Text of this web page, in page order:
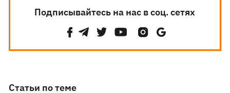
Подписывайтесь на нас в соц. сетях
Статьи по теме